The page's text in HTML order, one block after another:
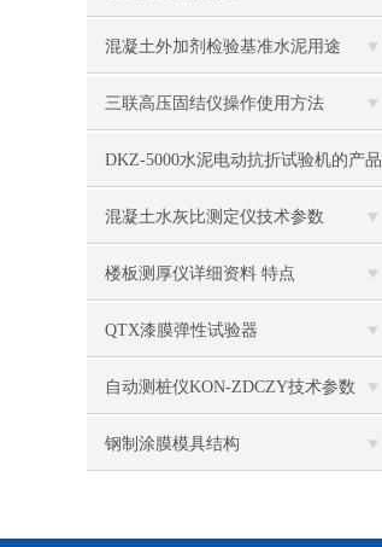
混凝土外加剂检验基准水泥用途
三联高压固结仪操作使用方法
DKZ-5000水泥电动抗折试验机的产品
简介
混凝土水灰比测定仪技术参数
楼板测厚仪详细资料 特点
QTX漆膜弹性试验器
自动测桩仪KON-ZDCZY技术参数
钢制涂膜模具结构